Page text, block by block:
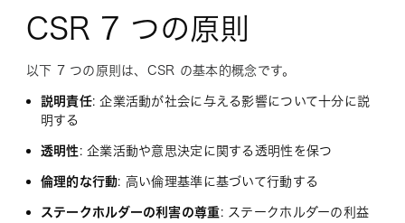
CSR 7 つの原則
以下 7 つの原則は、CSR の基本的概念です。
説明責任: 企業活動が社会に与える影響について十分に説
明する
透明性 : 企業活動や意思決定に関する透明性を保つ
倫理的な行動: 高い倫理基準に基づいて行動する
ステークホルダーの利害の尊重: ステークホルダーの利益